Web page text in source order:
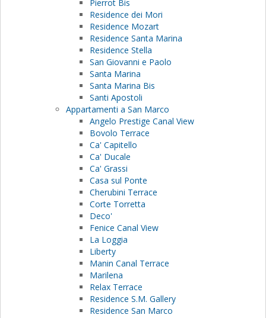
Pierrot Bis
Residence dei Mori
Residence Mozart
Residence Santa Marina
Residence Stella
San Giovanni e Paolo
Santa Marina
Santa Marina Bis
Santi Apostoli
Appartamenti a San Marco
Angelo Prestige Canal View
Bovolo Terrace
Ca' Capitello
Ca' Ducale
Ca' Grassi
Casa sul Ponte
Cherubini Terrace
Corte Torretta
Deco'
Fenice Canal View
La Loggia
Liberty
Manin Canal Terrace
Marilena
Relax Terrace
Residence S.M. Gallery
Residence San Marco